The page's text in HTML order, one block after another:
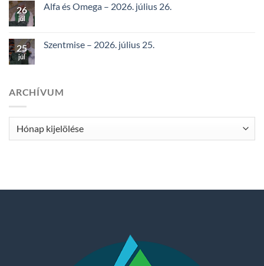
26
júl
Alfa és Omega – 2026. július 26.
25
júl
Szentmise – 2026. július 25.
ARCHÍVUM
Archívum